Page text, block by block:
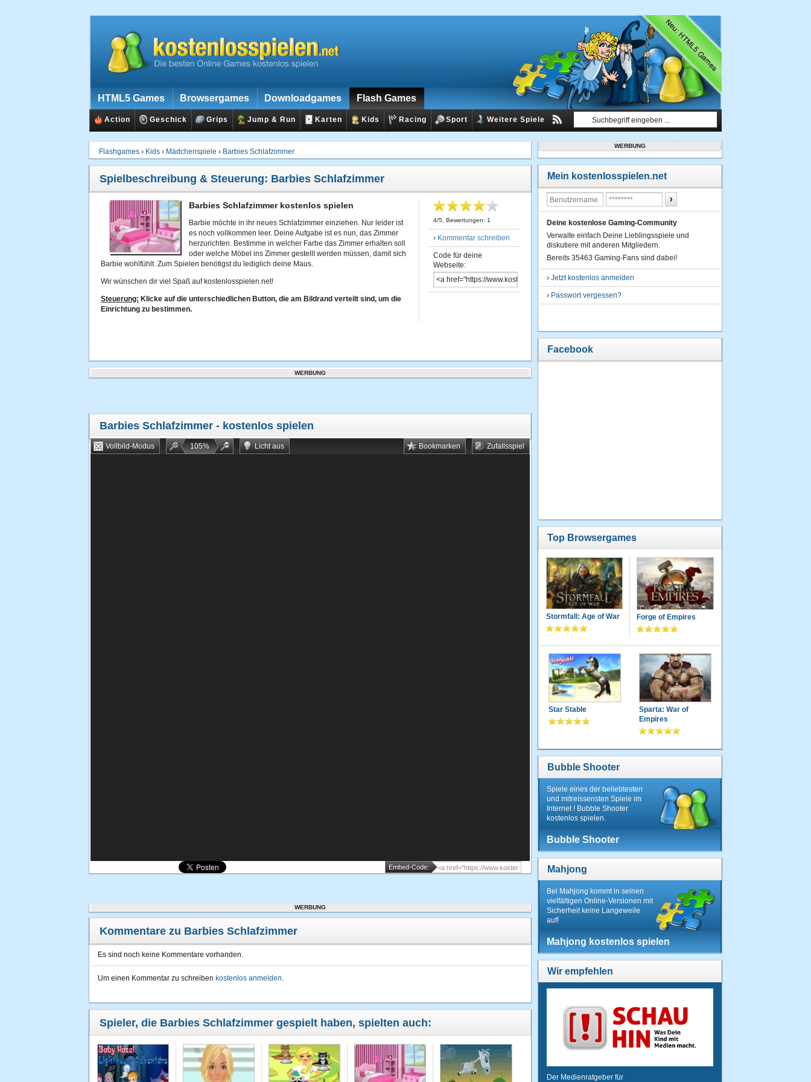
HTML5 Games Browsergames Downloadgames Flash Games
Action Geschick Grips Jump & Run Karten Kids Racing Sport Weitere Spiele
Flashgames › Kids › Mädchenspiele › Barbies Schlafzimmer
Spielbeschreibung & Steuerung: Barbies Schlafzimmer
Barbies Schlafzimmer kostenlos spielen
Barbie möchte in ihr neues Schlafzimmer einziehen. Nur leider ist
es noch vollkommen leer. Deine Aufgabe ist es nun, das Zimmer
herzurichten. Bestimme in welcher Farbe das Zimmer erhalten soll
oder welche Möbel ins Zimmer gestellt werden müssen, damit sich
Barbie wohlfühlt. Zum Spielen benötigst du lediglich deine Maus.
Wir wünschen dir viel Spaß auf kostenlosspielen.net!
Steuerung: Klicke auf die unterschiedlichen Button, die am Bildrand verteilt sind, um die
Einrichtung zu bestimmen.
4/5 , Bewertungen: 1
› Kommentar schreiben
Code für deine
Webseite:
WERBUNG
Barbies Schlafzimmer - kostenlos spielen
Vollbild-Modus 105% Licht aus Zufallsspiel
Bookmarken
Embed-Code:
WERBUNG
Kommentare zu Barbies Schlafzimmer
Es sind noch keine Kommentare vorhanden.
Um einen Kommentar zu schreiben kostenlos anmelden.
Spieler, die Barbies Schlafzimmer gespielt haben, spielten auch:
WERBUNG
Mein kostenlosspielen.net
Deine kostenlose Gaming-Community
Verwalte einfach Deine Lieblingsspiele und
diskutiere mit anderen Mitgliedern.
Bereits 35463 Gaming-Fans sind dabei!
› Jetzt kostenlos anmelden
› Passwort vergessen?
Facebook
Top Browsergames
Stormfall: Age of War Forge of Empires
Star Stable
Sparta: War of
Empires
Bubble Shooter
Spiele eines der beliebtesten
und mitreissensten Spiele im
Internet ! Bubble Shooter
kostenlos spielen.
Bubble Shooter
Mahjong
Bei Mahjong kommt in seinen
vielfältigen Online-Versionen mit
Sicherheit keine Langeweile
auf!
Mahjong kostenlos spielen
Wir empfehlen
Der Medienratgeber für